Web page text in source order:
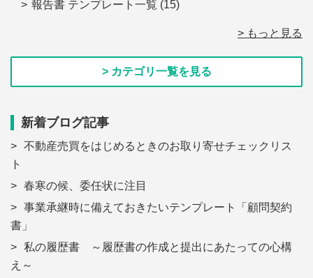
報告書 テンプレート一覧 (15)
> もっと見る
> カテゴリ一覧を見る
新着ブログ記事
不動産売買をはじめるときのお取り寄せチェックリス
ト
春寒の候、委任状に注目
事業承継時に備えておきたいテンプレート「顧問契約
書」
私の履歴書 ～履歴書の作成と提出にあたっての心構
え～